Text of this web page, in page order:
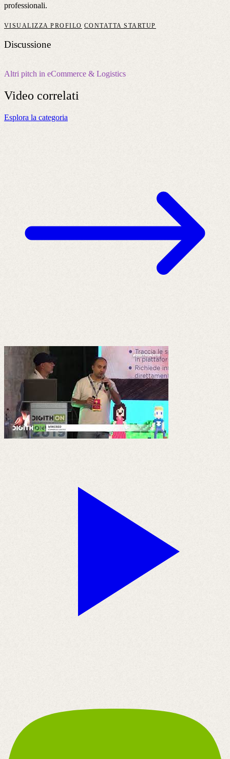
professionali.
VISUALIZZA PROFILO CONTATTA STARTUP
Discussione
Altri pitch in eCommerce & Logistics
Video correlati
Esplora la categoria